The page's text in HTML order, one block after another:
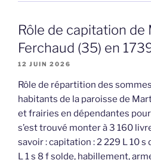
Rôle de capitation de
Ferchaud (35) en
12 JUIN 2026
Rôle de répartition des
habitants de la paroisse de
et frairies en dépendantes pour
s’est trouvé monter à 3 160
savoir : capitation : 2 229 L 10
L 1 s 8 f solde, habillement,